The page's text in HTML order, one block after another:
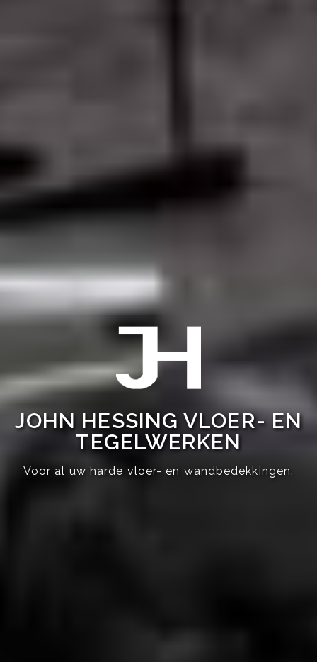
JOHN HESSING VLOER- EN
TEGELWERKEN
Voor al uw harde vloer- en wandbedekkingen.